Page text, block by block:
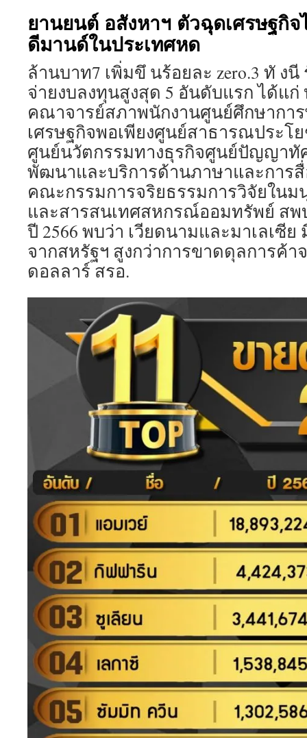
ยานยนต์ อสังหาฯ ตัวฉุดเศรษฐกิจ
ดีมานด์ในประเทศหด
ล้านบาท7 เพิ่มขึ นร้อยละ zero.3 ทั ง
จ่ายงบลงทุนสูงสุด 5 อันดับแรก ได้แ
คณาจารย์สภาพนักงานศูนย์ศึกษากา
เศรษฐกิจพอเพียงศูนย์สาธารณประโ
ศูนย์นวัตกรรมทางธุรกิจศูนย์ปัญญาทั
พัฒนาและบริการด้านภาษาและการ
คณะกรรมการจริยธรรมการวิจัยใน
และสารสนเทศสหกรณ์ออมทรัพย์ สพบ
ปี 2566 พบว่า เวียดนามและมาเลเซี
จากสหรัฐฯ สูงกว่าการขาดดุลการค้า
ดอลลาร์ สรอ.